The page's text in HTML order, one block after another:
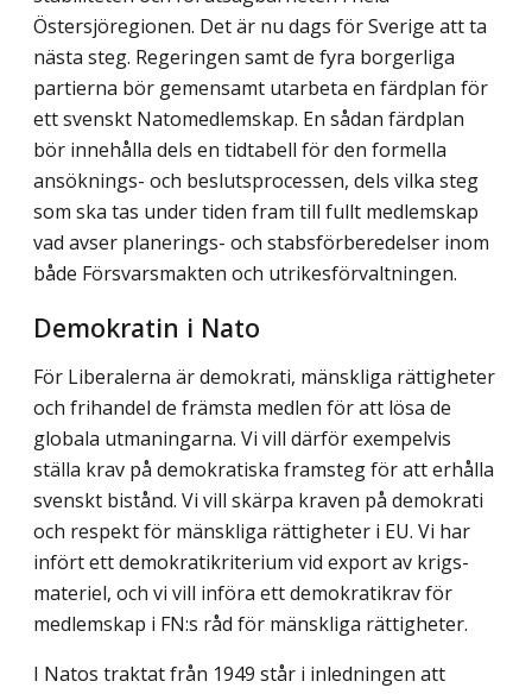
Östersjöregionen. Det är nu dags för Sverige att ta
nästa steg. Regeringen samt de fyra borgerliga
partierna bör gemensamt utarbeta en färdplan för
ett svenskt Natomedlemskap. En sådan färdplan
bör innehålla dels en tidtabell för den formella
ansöknings- och beslutsprocessen, dels vilka steg
som ska tas under tiden fram till fullt medlemskap
vad avser planerings- och stabsförberedelser inom
både Försvarsmakten och utrikesförvaltningen.
Demokratin i Nato
För Liberalerna är demokrati, mänskliga rättigheter
och frihandel de främsta medlen för att lösa de
globala utmaningarna. Vi vill därför exempelvis
ställa krav på demokratiska framsteg för att erhålla
svenskt bistånd. Vi vill skärpa kraven på demokrati
och respekt för mänskliga rättigheter i EU. Vi har
infört ett demokratikriterium vid export av krigs­
materiel, och vi vill införa ett demokratikrav för
medlemskap i FN:s råd för mänskliga rättigheter.
I Natos traktat från 1949 står i inledningen att